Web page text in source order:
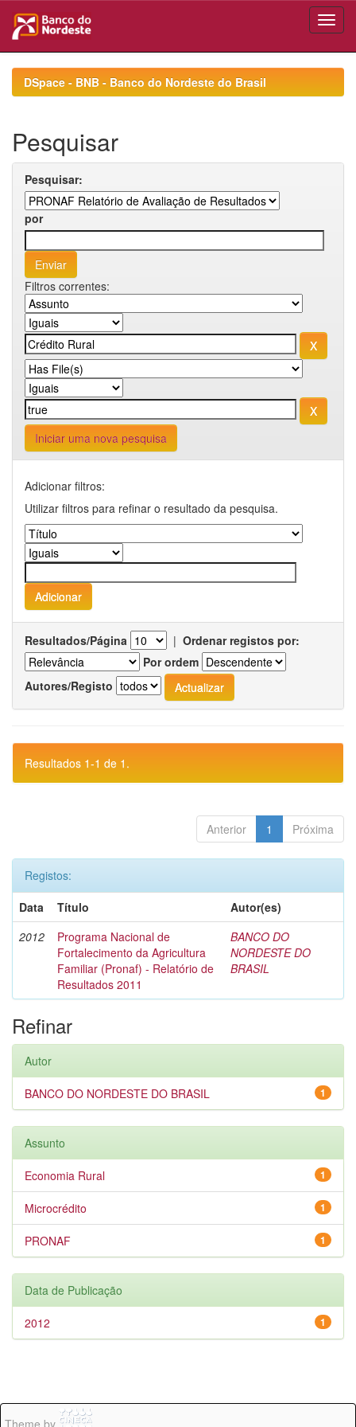
navigationDSpace - BNB - Banco do Nordeste do Brasil
Pesquisar
Pesquisar:
por
Filtros correntes:
Iniciar uma nova pesquisa
Adicionar filtros:
Utilizar filtros para refinar o resultado da pesquisa.
Resultados/Página | Ordenar registos por:
Por ordem
Autores/Registo
Resultados 1-1 de 1.
Anterior 1 Próxima
Registos:
Data
Título
Autor(es)
2012
Programa Nacional de
Fortalecimento da Agricultura
Familiar (Pronaf) - Relatório de
Resultados 2011
BANCO DO
NORDESTE DO
BRASIL
Refinar
Autor
1
BANCO DO NORDESTE DO BRASIL
Assunto
1
Economia Rural
1
Microcrédito
1
PRONAF
Data de Publicação
1
2012